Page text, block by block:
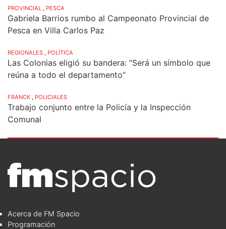
PROVINCIAL , PESCA
Gabriela Barrios rumbo al Campeonato Provincial de
Pesca en Villa Carlos Paz
REGIONALES , POLÍTICA
Las Colonias eligió su bandera: “Será un símbolo que
reúna a todo el departamento”
FRANCK , POLICIALES
Trabajo conjunto entre la Policía y la Inspección
Comunal
Acerca de FM Spacio
Programación